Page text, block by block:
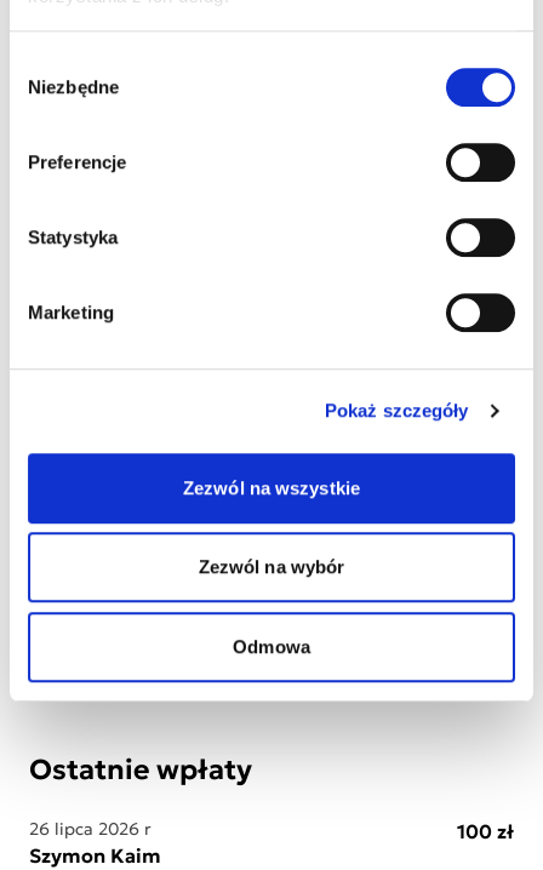
zgody
Niezbędne
Preferencje
Statystyka
Marketing
Pokaż szczegóły
Zezwól na wszystkie
Zezwól na wybór
Odmowa
Ostatnie wpłaty
26 lipca 2026 r
Szymon Kaim
100 zł